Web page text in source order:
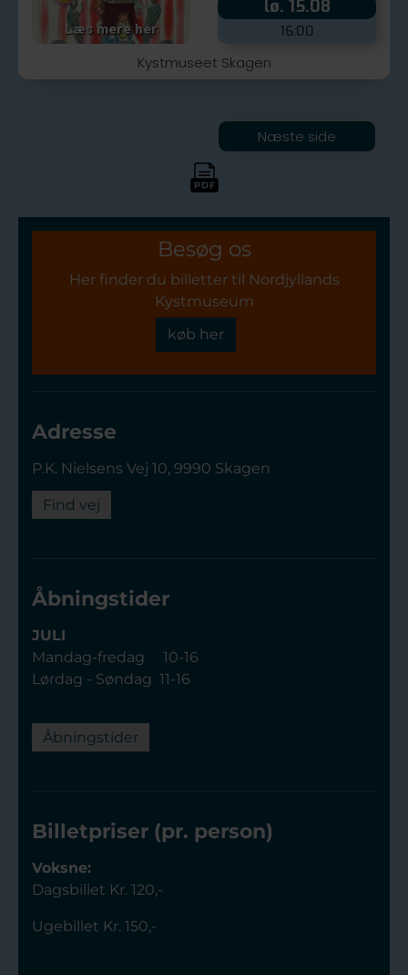
Besøg os
Her finder du billetter til Nordjyllands
Kystmuseum
køb her
Adresse
P.K. Nielsens Vej 10, 9990 Skagen
Find vej
Åbningstider
JULI
Mandag-fredag 10-16
Lørdag - Søndag 11-16
Åbningstider
Billetpriser (pr. person)
Voksne:
Dagsbillet Kr. 120,-
Ugebillet Kr. 150,-